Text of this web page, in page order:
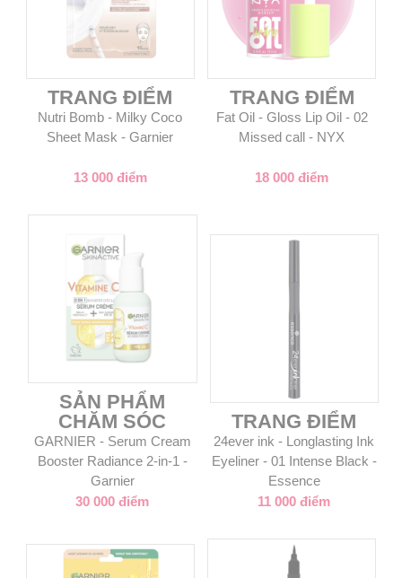
TRANG ĐIỂM
Nutri Bomb - Milky Coco
Sheet Mask - Garnier
13 000 điểm
TRANG ĐIỂM
Fat Oil - Gloss Lip Oil - 02
Missed call - NYX
18 000 điểm
SẢN PHẨM
CHĂM SÓC
GARNIER - Serum Cream
Booster Radiance 2-in-1 -
Garnier
30 000 điểm
TRANG ĐIỂM
24ever ink - Longlasting Ink
Eyeliner - 01 Intense Black -
Essence
11 000 điểm